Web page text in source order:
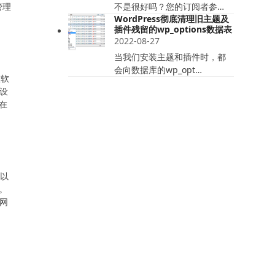
不是很好吗？您的订阅者参…
WordPress彻底清理旧主题及
插件残留的wp_options数据表
2022-08-27
当我们安装主题和插件时，都
会向数据库的wp_opt…